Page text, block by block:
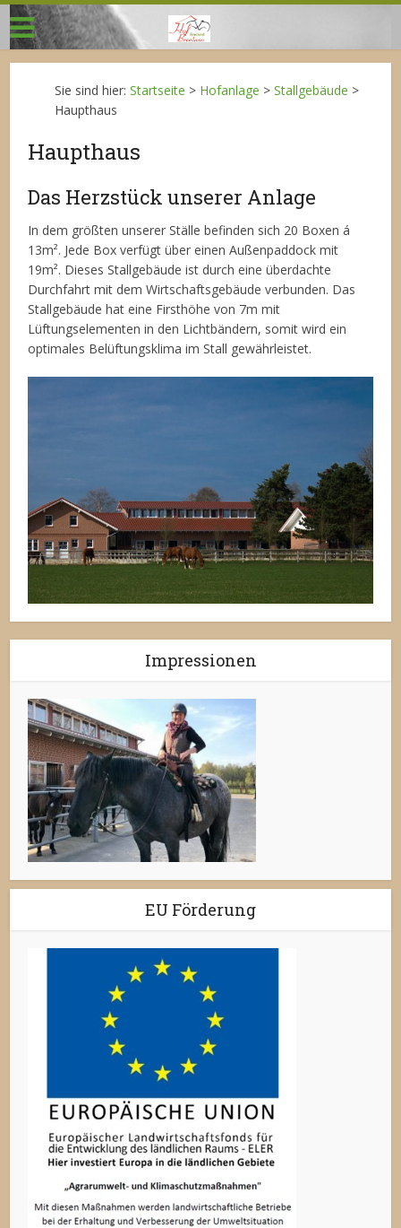
Sie sind hier:Startseite > Hofanlage >Stallgebäude >
Haupthaus
Haupthaus
Das Herzstück unserer Anlage
In dem größten unserer Ställe befinden sich 20 Boxen á
13m². Jede Box verfügt über einen Außenpaddock mit
19m². Dieses Stallgebäude ist durch eine überdachte
Durchfahrt mit dem Wirtschaftsgebäude verbunden. Das
Stallgebäude hat eine Firsthöhe von 7m mit
Lüftungselementen in den Lichtbändern, somit wird ein
optimales Belüftungsklima im Stall gewährleistet.
Impressionen
EU Förderung